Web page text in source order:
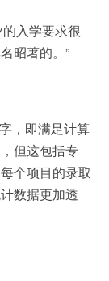
入学要求很
昭著的。”
，即满足计算
但这包括专
个项目的录取
数据更加透